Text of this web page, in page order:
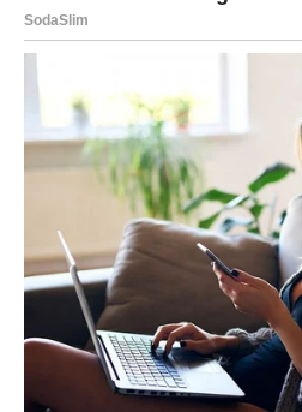
Na polju posla i ambicija
, Jarac
potvrda. Ovo može biti
ugovor, ostvarenje
realizacija plana koji ste dugo
što je posebno važno jeste
zasniva na stresu, već na
mestu u pravo vreme, sa
ne može osporiti.
Ufinansijama, zvezde vam
pitanju prolazna sreća, već
omogućava da dišete